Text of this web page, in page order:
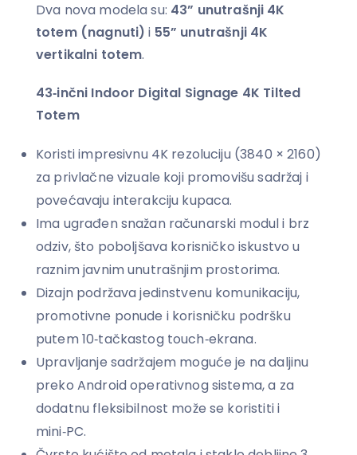
Dva nova modela su: 43” unutrašnji 4K
totem (nagnuti) i 55” unutrašnji 4K
vertikalni totem.
43‑inčni Indoor Digital Signage 4K Tilted
Totem
Koristi impresivnu 4K rezoluciju (3840 × 2160)
za privlačne vizuale koji promovišu sadržaj i
povećavaju interakciju kupaca.
Ima ugrađen snažan računarski modul i brz
odziv, što poboljšava korisničko iskustvo u
raznim javnim unutrašnjim prostorima.
Dizajn podržava jedinstvenu komunikaciju,
promotivne ponude i korisničku podršku
putem 10‑tačkastog touch‑ekrana.
Upravljanje sadržajem moguće je na daljinu
preko Android operativnog sistema, a za
dodatnu fleksibilnost može se koristiti i
mini‑PC.